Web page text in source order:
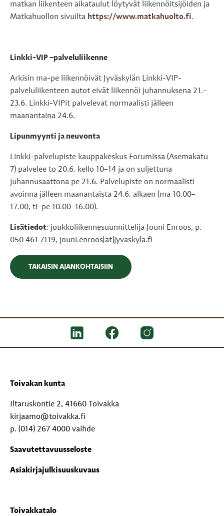
matkan liikenteen aikataulut löytyvät liikennöitsijöiden ja
Matkahuollon sivuilta https://www.matkahuolto.fi.
Linkki-VIP –palveluliikenne
Arkisin ma-pe liikennöivät Jyväskylän Linkki-VIP-
palveluliikenteen autot eivät liikennöi juhannuksena 21.–
23.6. Linkki-VIPit palvelevat normaalisti jälleen
maanantaina 24.6.
Lipunmyynti ja neuvonta
Linkki-palvelupiste kauppakeskus Forumissa (Asemakatu
7) palvelee to 20.6. kello 10–14 ja on suljettuna
juhannusaattona pe 21.6. Palvelupiste on normaalisti
avoinna jälleen maanantaista 24.6. alkaen (ma 10.00–
17.00, ti–pe 10.00–16.00).
Lisätiedot: joukkoliikennesuunnittelija Jouni Enroos, p.
050 461 7119, jouni.enroos[at]jyvaskyla.fi
TAKAISIN AJANKOHTAISIIN
Toivakan kunta
Iltaruskontie 2, 41660 Toivakka
kirjaamo@toivakka.fi
p. (014) 267 4000 vaihde
Saavutettavuusseloste
Asiakirjajulkisuuskuvaus
Toivakkatalo